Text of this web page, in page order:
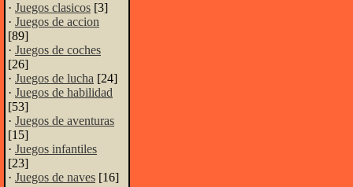
· Juegos clasicos [3]
· Juegos de accion
[89]
· Juegos de coches
[26]
· Juegos de lucha [24]
· Juegos de habilidad
[53]
· Juegos de aventuras
[15]
· Juegos infantiles
[23]
· Juegos de naves [16]